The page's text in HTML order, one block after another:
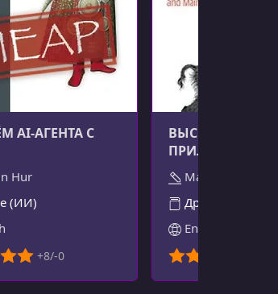
AI-АГЕНТА С
Hur
(ИИ)
ПРИЛОЖЕНИЯ,
ИЗДАНИЕ
Martin
Другое
English